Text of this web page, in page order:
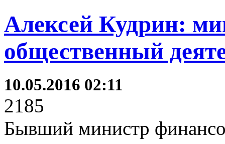
Алексей Кудрин:
общественный
10.05.2016 02:11
2185
Бывший министр